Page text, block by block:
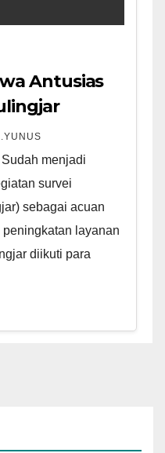
Antusias
menjadi
survei
sebagai acuan
layanan
diikuti para